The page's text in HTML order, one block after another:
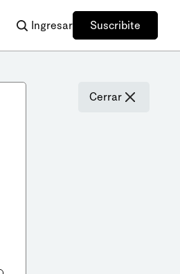
Ingresar Suscribite
Cerrar